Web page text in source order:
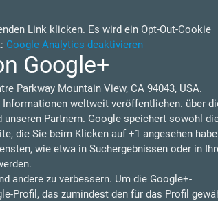
Link klicken. Es wird ein Opt-Out-Cookie
Google Analytics deaktivieren
Google+
Parkway Mountain View, CA 94043, USA.
weltweit veröffentlichen. über
Partnern. Google speichert sowohl
die Sie beim Klicken auf +1 angesehen
wie etwa in Suchergebnissen oder in
andere zu verbessern. Um die Google+-
Profil, das zumindest den für das Profil